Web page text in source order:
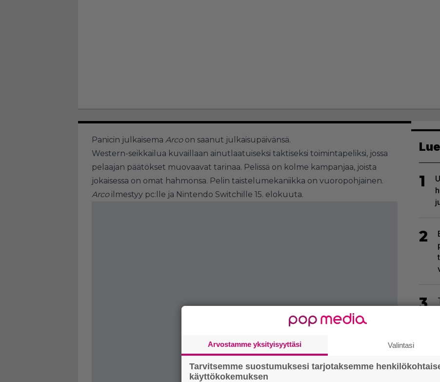
Panicin julkaisema Arcoon saanut julkaisupäivänsä.
Western-seikkailua kuvaillaan ainutlaatuiseksi taktiseksi toimintapeliksi, jossa
pelaajan päätökset muovaavat tarinaa. Pelissä on kolme kampanjaa, joista
jokaisessa on omat hahmonsa. Pelin taistelumekaniikka on vuoropohjainen.
Arcoilmestyy pc:lle ja Nintendo Switchille 15. elokuuta.
1
2
3
Arvostamme yksityisyyttäsi Valintasi
Tarvitsemme suostumuksesi tarjotaksemme
käyttökokemuksen